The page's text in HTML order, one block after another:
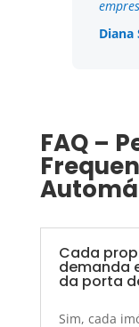
Diana
FAQ –
Cada
demanda
da porta
Sim, cada